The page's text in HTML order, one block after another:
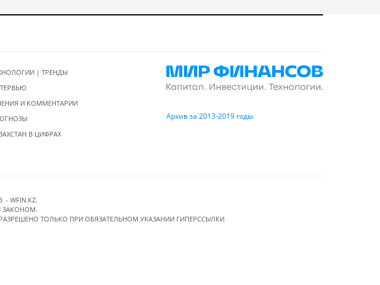
| ТРЕНДЫ
И КОММЕНТАРИИ
В ЦИФРАХ
Архив за 2013-2019 годы
WFIN.KZ.
ЗАКОНОМ.
РАЗРЕШЕНО ТОЛЬКО ПРИ ОБЯЗАТЕЛЬНОМ УКАЗАНИИ ГИПЕРССЫЛКИ